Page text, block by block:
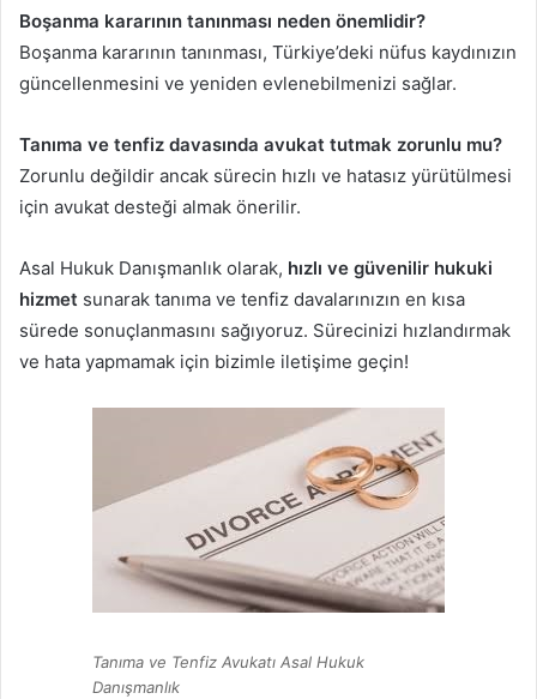
Boşanma kararının tanınması neden önemlidir?
Boşanma kararının tanınması, Türkiye’deki nüfus kaydınızın
güncellenmesini ve yeniden evlenebilmenizi sağlar.
Tanıma ve tenfiz davasında avukat tutmak zorunlu mu?
Zorunlu değildir ancak sürecin hızlı ve hatasız yürütülmesi
için avukat desteği almak önerilir.
Asal Hukuk Danışmanlık olarak, hızlı ve güvenilir hukuki
hizmet sunarak tanıma ve tenfiz davalarınızın en kısa
sürede sonuçlanmasını sağıyoruz. Sürecinizi hızlandırmak
ve hata yapmamak için bizimle iletişime geçin!
Tanıma ve Tenfiz Avukatı Asal Hukuk
Danışmanlık